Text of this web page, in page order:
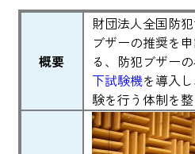
概要
財団法人全国防
ブザーの推奨を
る、防犯ブザー
下試験機を導入
験を行う体制を整